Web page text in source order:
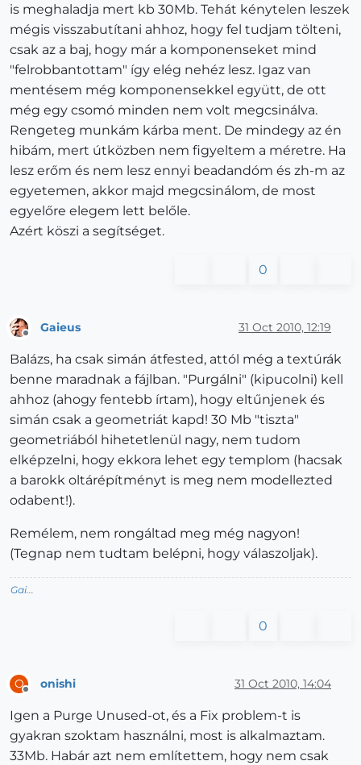
is meghaladja mert kb 30Mb. Tehát kénytelen leszek
mégis visszabutítani ahhoz, hogy fel tudjam tölteni,
csak az a baj, hogy már a komponenseket mind
"felrobbantottam" így elég nehéz lesz. Igaz van
mentésem még komponensekkel együtt, de ott
még egy csomó minden nem volt megcsinálva.
Rengeteg munkám kárba ment. De mindegy az én
hibám, mert útközben nem figyeltem a méretre. Ha
lesz erőm és nem lesz ennyi beadandóm és zh-m az
egyetemen, akkor majd megcsinálom, de most
egyelőre elegem lett belőle.
Azért köszi a segítséget.
0
Gaieus 31 Oct 2010, 12:19
Balázs, ha csak simán átfested, attól még a textúrák
benne maradnak a fájlban. "Purgálni" (kipucolni) kell
ahhoz (ahogy fentebb írtam), hogy eltűnjenek és
simán csak a geometriát kapd! 30 Mb "tiszta"
geometriából hihetetlenül nagy, nem tudom
elképzelni, hogy ekkora lehet egy templom (hacsak
a barokk oltárépítményt is meg nem modellezted
odabent!).
Remélem, nem rongáltad meg még nagyon!
(Tegnap nem tudtam belépni, hogy válaszoljak).
Gai...
0
O onishi 31 Oct 2010, 14:04
Igen a Purge Unused-ot, és a Fix problem-t is
gyakran szoktam használni, most is alkalmaztam.
33Mb. Habár azt nem említettem, hogy nem csak